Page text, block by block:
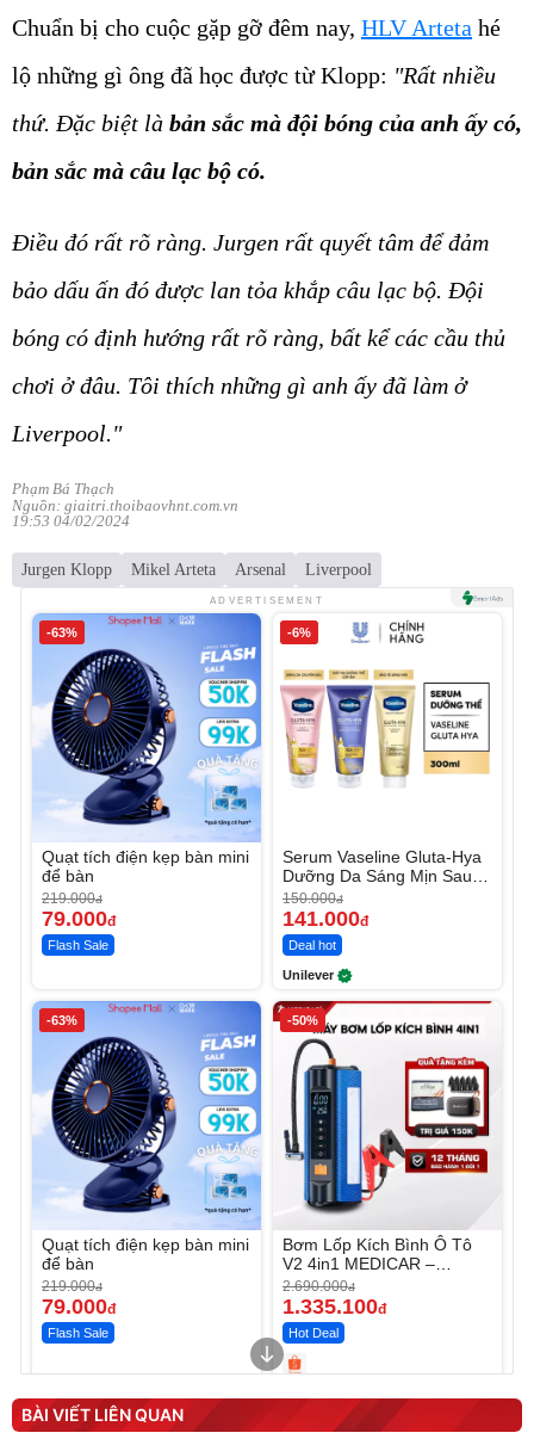
Chuẩn bị cho cuộc gặp gỡ đêm nay, HLV Arteta hé
lộ những gì ông đã học được từ Klopp: "Rất nhiều
thứ. Đặc biệt là bản sắc mà đội bóng của anh ấy có,
bản sắc mà câu lạc bộ có.
Điều đó rất rõ ràng. Jurgen rất quyết tâm để đảm
bảo dấu ấn đó được lan tỏa khắp câu lạc bộ. Đội
bóng có định hướng rất rõ ràng, bất kể các cầu thủ
chơi ở đâu. Tôi thích những gì anh ấy đã làm ở
Liverpool."
Phạm Bá Thạch
Nguồn: giaitri.thoibaovhnt.com.vn
19:53 04/02/2024
Jurgen Klopp Mikel Arteta Arsenal Liverpool
ADVERTISEMENT
-63%
Quạt tích điện kẹp bàn mini
để bàn
219.000đ
79.000đ
Flash Sale
-6%
Serum Vaseline Gluta-Hya
Dưỡng Da Sáng Mịn Sau 7
Ngày
150.000đ
141.000đ
Deal hot
Unilever
-63%
Quạt tích điện kẹp bàn mini
để bàn
219.000đ
79.000đ
Flash Sale
-50%
Bơm Lốp Kích Bình Ô Tô
V2 4in1 MEDICAR –
12.000mAh
2.690.000đ
1.335.100đ
Hot Deal
Máy ép chậm trái cây
Elmich JEE 1855OL
Máy rửa xe cầm tay xịt rửa
cao áp có tạo bọt tuyết
BÀI VIẾT LIÊN QUAN